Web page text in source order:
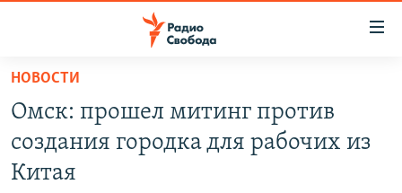
упрощенного
доступа
основному
ПОДКАСТЫ
АВТОРСКИЕ ПРОЕКТЫ
НОВОСТИ
Омск: прошел митинг против
создания городка для рабочих из
Китая